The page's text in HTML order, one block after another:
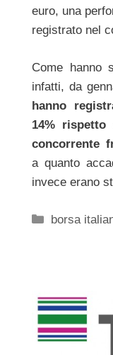
euro, una
registrato nel
Come hanno
infatti, da
hanno
14% rispetto
concorrente
a quanto
invece erano
Categorie
borsa